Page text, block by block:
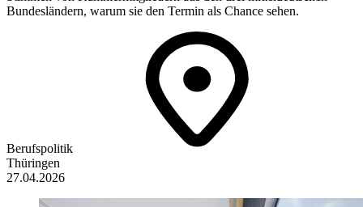
Bundesländern, warum sie den Termin als Chance sehen.
Berufspolitik
Thüringen
27.04.2026